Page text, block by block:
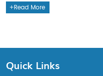
Read More
Quick Links